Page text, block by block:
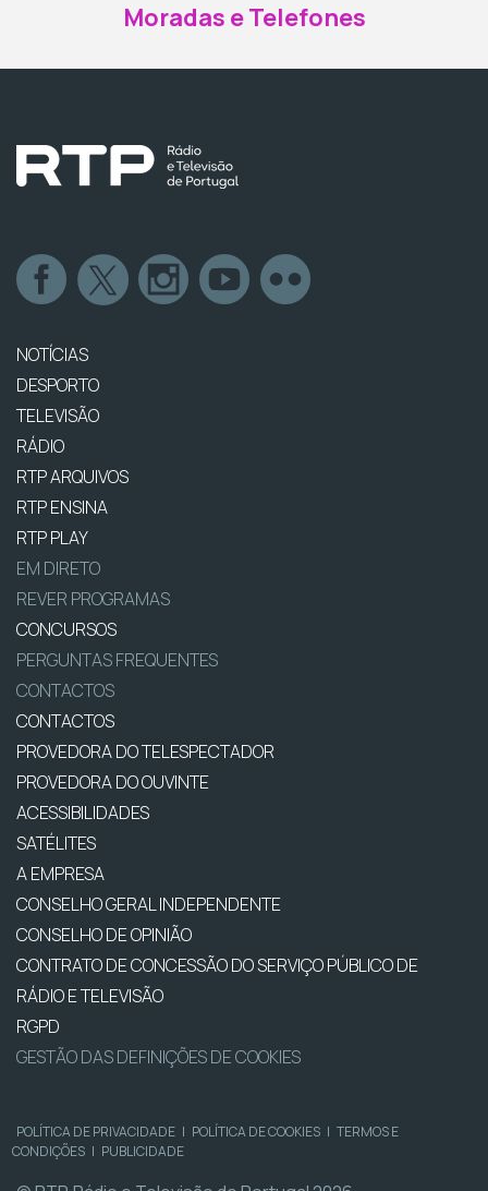
Moradas e Telefones
NOTÍCIAS
DESPORTO
TELEVISÃO
RÁDIO
RTP ARQUIVOS
RTP ENSINA
RTP PLAY
EM DIRETO
REVER PROGRAMAS
CONCURSOS
PERGUNTAS FREQUENTES
CONTACTOS
CONTACTOS
PROVEDORA DO TELESPECTADOR
PROVEDORA DO OUVINTE
ACESSIBILIDADES
SATÉLITES
A EMPRESA
CONSELHO GERAL INDEPENDENTE
CONSELHO DE OPINIÃO
CONTRATO DE CONCESSÃO DO SERVIÇO PÚBLICO DE
RÁDIO E TELEVISÃO
RGPD
GESTÃO DAS DEFINIÇÕES DE COOKIES
POLÍTICA DE PRIVACIDADE | POLÍTICA DE COOKIES | TERMOS E
CONDIÇÕES | PUBLICIDADE